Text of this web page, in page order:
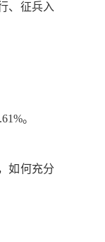
、征兵入
。
如何充分